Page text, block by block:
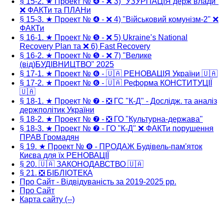
❌ ФАКТи та ПЛАНи
§ 15-3. ★ Проект № ❹ - ❌ 4) "Військовий комунізм-2" ❌
ФАКТи
§ 16-1. ★ Проект № ❺ - ❌ 5) Ukraine’s National
Recovery Plan та ❌ 6) Fast Recovery
§ 16-2. ★ Проект № ❺ - ❌ 7) "Велике
(від)БУДІВНИЦТВО" 2025
§ 17-1. ★ Проект № ❻ - 🇺🇦 РЕНОВАЦІЯ України 🇺🇦
§ 17-2. ★ Проект № ❻ - 🇺🇦 Реформа КОНСТИТУЦІЇ
🇺🇦
§ 18-1. ★ Проект № ❼ - ❎ ГС "К-Д" - Дослідж. та аналіз
держполітик України
§ 18-2. ★ Проект № ❼ - ❎ ГО "Культурна-держава"
§ 18-3. ★ Проект № ❼ - ГО "К-Д" ❌ ФАКТи порушення
ПРАВ Громадян
§ 19. ★ Проект № ❽ - ПРОДАЖ Будівель-пам'яток
Києва для їх РЕНОВАЦІЇ
§ 20. 🇺🇦 ЗАКОНОДАВСТВО 🇺🇦
§ 21. ❎ БІБЛІОТЕКА
Про Сайт - Відвідуваність за 2019-2025 рр.
Про Сайт
Карта сайту (--)